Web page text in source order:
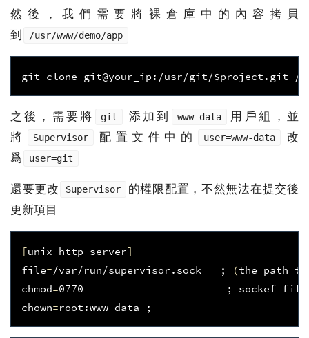
然後，我們需要將裸倉庫中的內容拷貝
到
/usr/www/demo/app
git clone git@your_ip:/usr/git/$project . git /
之後，需要將 git 添加到 www-data
用戶組，並
將
Supervisor 配置文件中的 user=www-data
改
爲
user=git
還要更改 Supervisor
的權限配置，不然無法在提交後
更新項目
[unix_http_server]
file=/var/run/supervisor.sock ; (the path
chmod=0770 ;
sockef file
chown=root:www-data ;